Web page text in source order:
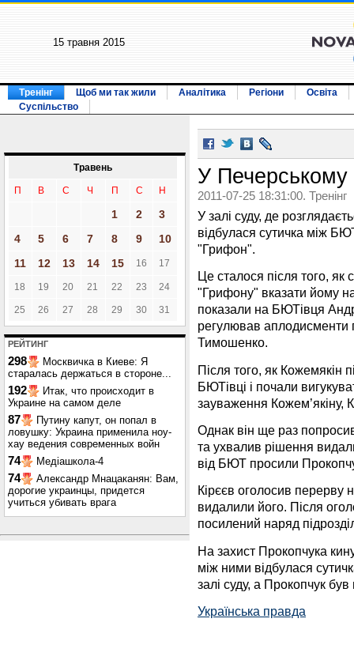
15 травня 2015
Тренінг Щоб ми так жили Аналітика Регіони
Освіта
Суспільство
Травень
П В С Ч П С Н
1 2
3
4
5 6 7 8 9
10
11
12 13 14 15 16 17
18 19 20 21 22 23 24
25 26 27 28 29 30 31
РЕЙТИНГ
298
Москвичка в Киеве: Я
старалась держаться в стороне...
192
Итак, что происходит в
Украине на самом деле
87
Путину капут, он попал в
ловушку: Украина применила ноу-
хау ведения современных войн
74 Медіашкола-4
74
Александр Мнацаканян: Вам,
дорогие украинцы, придется
учиться убивать врага
У Печерському
2011-07-25 18:31:00. Тренінг
У залі суду, де
відбулася сутичка між
"Грифон".
Це сталося після того, як
"Грифону" вказати йому
показали на БЮТівця
регулював аплодисменти
Тимошенко.
Після того, як Кожемякін
БЮТівці і почали
зауваження Кожем’якіну,
Однак він ще раз
та ухвалив рішення
від БЮТ просили
Кірєєв оголосив перерву
видалили його. Після
посилений наряд
На захист Прокопчука
між ними відбулася
залі суду, а Прокопчук
Українська правда